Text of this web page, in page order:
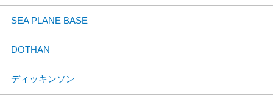
SEA PLANE BASE
DOTHAN
ディッキンソン